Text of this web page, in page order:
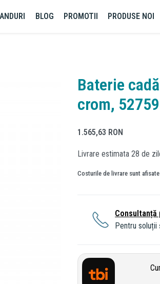
BLOG PROMOTII PRODUSE NOI
Baterie
crom,
1.565,63 RON
Livrare estimata 28 de
Costurile de livrare sunt
Consultanță
Pentru soluții